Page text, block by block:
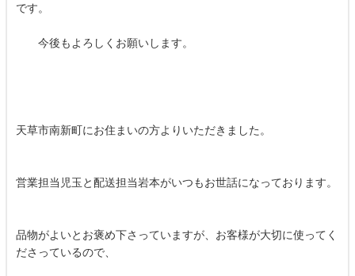
です。
今後もよろしくお願いします。
天草市南新町にお住まいの方よりいただきました。
営業担当児玉と配送担当岩本がいつもお世話になっております。
品物がよいとお褒め下さっていますが、お客様が大切に使ってく
ださっているので、